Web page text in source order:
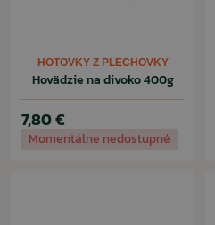
HOTOVKY Z PLECHOVKY
Hovädzie na divoko 400g
7,80 €
Momentálne nedostupné